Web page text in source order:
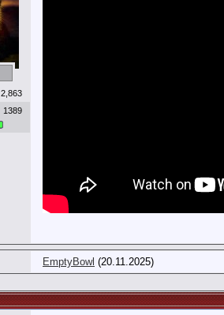
2,863
1389
EmptyBowl (20.11.2025)